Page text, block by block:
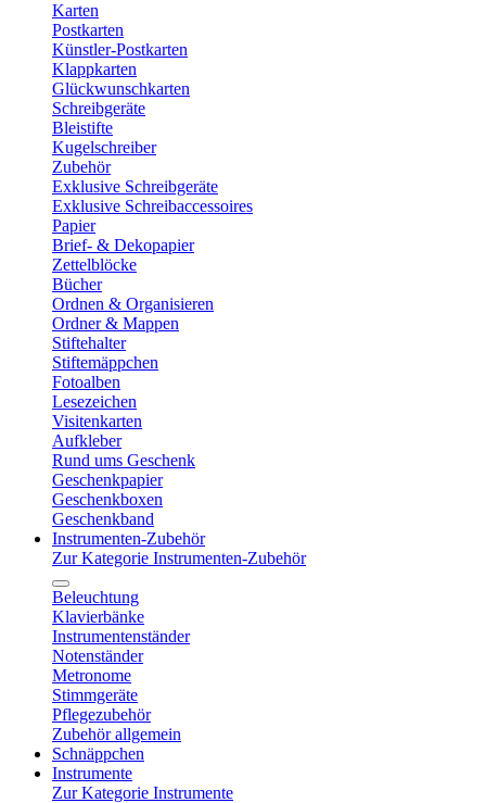
Karten
Postkarten
Künstler-Postkarten
Klappkarten
Glückwunschkarten
Schreibgeräte
Bleistifte
Kugelschreiber
Zubehör
Exklusive Schreibgeräte
Exklusive Schreibaccessoires
Papier
Brief- & Dekopapier
Zettelblöcke
Bücher
Ordnen & Organisieren
Ordner & Mappen
Stiftehalter
Stiftemäppchen
Fotoalben
Lesezeichen
Visitenkarten
Aufkleber
Rund ums Geschenk
Geschenkpapier
Geschenkboxen
Geschenkband
Instrumenten-Zubehör
Zur Kategorie Instrumenten-Zubehör
Beleuchtung
Klavierbänke
Instrumentenständer
Notenständer
Metronome
Stimmgeräte
Pflegezubehör
Zubehör allgemein
Schnäppchen
Instrumente
Zur Kategorie Instrumente